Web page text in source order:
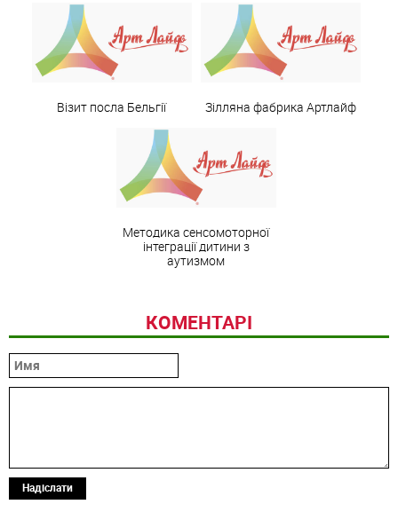
Візит посла Бельгії Зілляна фабрика Артлайф
Методика сенсомоторної
інтеграції дитини з
аутизмом
КОМЕНТАРІ
Надіслати